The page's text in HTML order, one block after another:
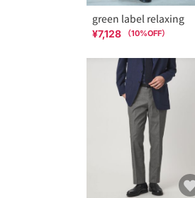
green label relaxing
¥7,128 （10%OFF）